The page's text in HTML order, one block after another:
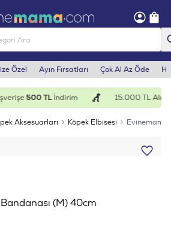
Özel Ayın Fırsatları Çok Al Az Öde
500 TLİndirim 15.000 TL
Aksesuarları Köpek Elbisesi
Evinemama
(M) 40cm